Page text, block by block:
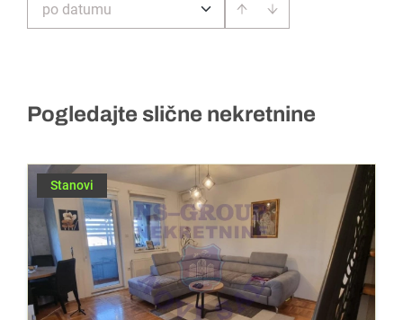
po datumu
Pogledajte slične nekretnine
Stanovi